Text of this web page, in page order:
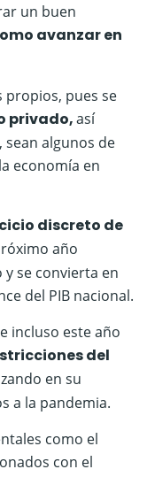
un buen
avanzar en
pues se
privado,así
algunos de
economía en
discreto de
año
se convierta en
del PIB nacional.
incluso este año
del
en su
a la pandemia.
como el
con el